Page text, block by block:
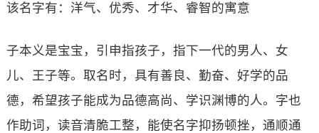
该名字有：洋气、优秀、才华、睿智的寓意
子本义是宝宝，引申指孩子，指下一代的男人、女
儿、王子等。取名时，具有善良、勤奋、好学的品
德，希望孩子能成为品德高尚、学识渊博的人。字也
作助词，读音清脆工整，能使名字抑扬顿挫，通顺通